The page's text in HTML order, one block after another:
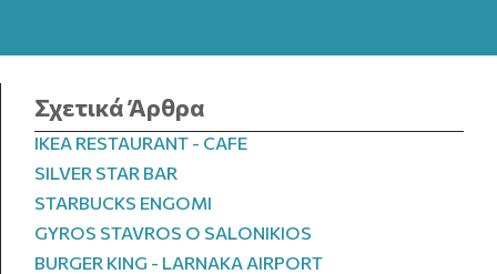
Σχετικά Άρθρα
IKEA RESTAURANT - CAFE
SILVER STAR BAR
STARBUCKS ENGOMI
GYROS STAVROS O SALONIKIOS
BURGER KING - LARNAKA AIRPORT